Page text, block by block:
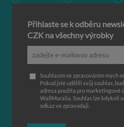
Přihlaste se k odběru
CZK na všechny výrobky
Souhlasím se zpracováním mých
Pokud jste udělili svůj souhlas,
adresa použita pro marketingové
WallMuralia. Souhlas lze kdykoli
odkaz ve zpravodaji.